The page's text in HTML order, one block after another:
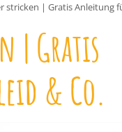
stricken | Gratis Anleitung
| Gratis
& Co.